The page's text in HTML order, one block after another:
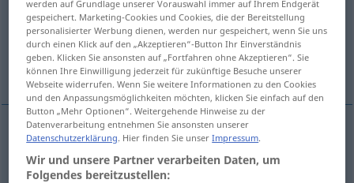
Übersicht aller Übersetzungen
(Für mehr Details die Übersetzung anklicken/antippen)
megtart
beibehalten
werden auf Grundlage unserer Vorauswahl immer auf Ihrem Endgerät
gespeichert. Marketing-Cookies und Cookies, die der Bereitstellung
personalisierter Werbung dienen, werden nur gespeichert, wenn Sie uns
durch einen Klick auf den „Akzeptieren“-Button Ihr Einverständnis
geben. Klicken Sie ansonsten auf „Fortfahren ohne Akzeptieren“. Sie
können Ihre Einwilligung jederzeit für zukünftige Besuche unserer
Webseite widerrufen. Wenn Sie weitere Informationen zu den Cookies
und den Anpassungsmöglichkeiten möchten, klicken Sie einfach auf den
Button „Mehr Optionen“. Weitergehende Hinweise zu der
Datenverarbeitung entnehmen Sie ansonsten unserer
Datenschutzerklärung. Hier finden Sie unserImpressum.
Wir und unsere Partner verarbeiten Daten, um
Folgendes bereitzustellen: